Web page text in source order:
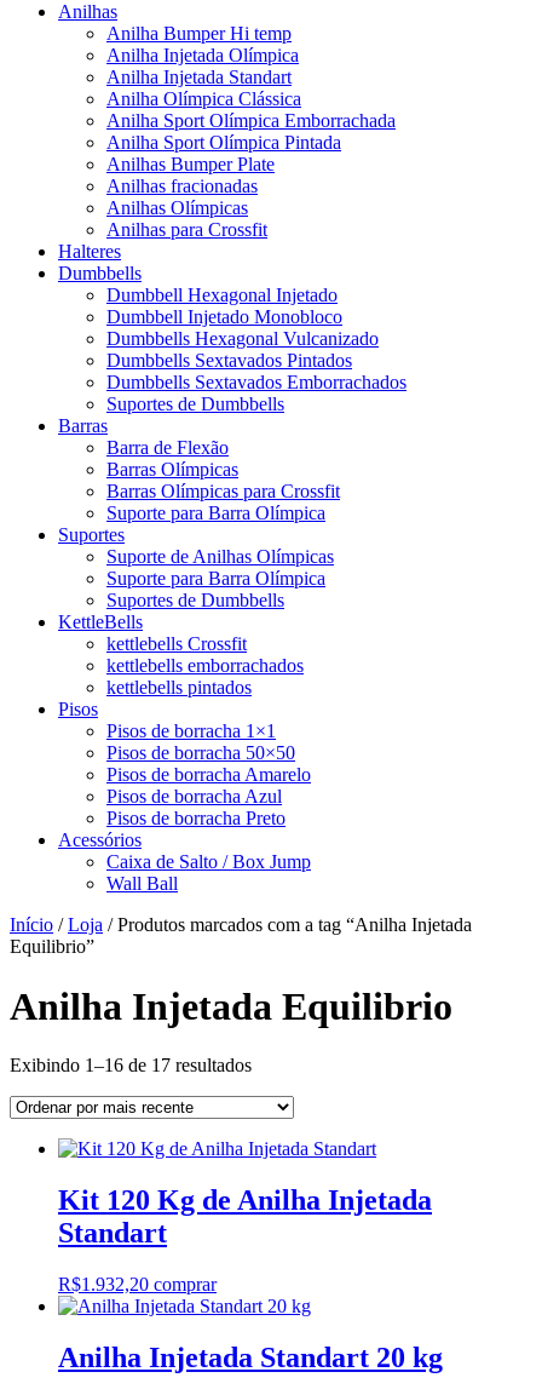
Anilhas
Anilha Bumper Hi temp
Anilha Injetada Olímpica
Anilha Injetada Standart
Anilha Olímpica Clássica
Anilha Sport Olímpica Emborrachada
Anilha Sport Olímpica Pintada
Anilhas Bumper Plate
Anilhas fracionadas
Anilhas Olímpicas
Anilhas para Crossfit
Halteres
Dumbbells
Dumbbell Hexagonal Injetado
Dumbbell Injetado Monobloco
Dumbbells Hexagonal Vulcanizado
Dumbbells Sextavados Pintados
Dumbbells Sextavados Emborrachados
Suportes de Dumbbells
Barras
Barra de Flexão
Barras Olímpicas
Barras Olímpicas para Crossfit
Suporte para Barra Olímpica
Suportes
Suporte de Anilhas Olímpicas
Suporte para Barra Olímpica
Suportes de Dumbbells
KettleBells
kettlebells Crossfit
kettlebells emborrachados
kettlebells pintados
Pisos
Pisos de borracha 1×1
Pisos de borracha 50×50
Pisos de borracha Amarelo
Pisos de borracha Azul
Pisos de borracha Preto
Acessórios
Caixa de Salto / Box Jump
Wall Ball
Início /Loja / Produtos marcados com a tag “Anilha Injetada
Equilibrio”
Anilha Injetada Equilibrio
Exibindo 1–16 de 17 resultadosClassificado
mais
Kit 120 Kg de Anilha Injetada
Standart
R$1.932,20 comprar
Anilha Injetada Standart 20 kg